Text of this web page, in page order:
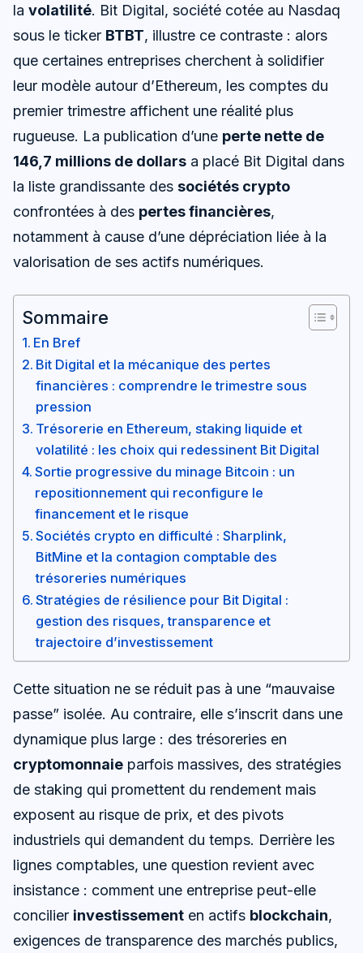
la volatilité. Bit Digital, société cotée au Nasdaq
sous le ticker BTBT, illustre ce contraste : alors
que certaines entreprises cherchent à solidifier
leur modèle autour d’Ethereum, les comptes du
premier trimestre affichent une réalité plus
rugueuse. La publication d’une perte nette de
146,7 millions de dollars a placé Bit Digital dans
la liste grandissante des sociétés crypto
confrontées à des pertes financières,
notamment à cause d’une dépréciation liée à la
valorisation de ses actifs numériques.
Sommaire
En Bref
Bit Digital et la mécanique des pertes
financières : comprendre le trimestre sous
pression
Trésorerie en Ethereum, staking liquide et
volatilité : les choix qui redessinent Bit Digital
Sortie progressive du minage Bitcoin : un
repositionnement qui reconfigure le
financement et le risque
Sociétés crypto en difficulté : Sharplink,
BitMine et la contagion comptable des
trésoreries numériques
Stratégies de résilience pour Bit Digital :
gestion des risques, transparence et
trajectoire d’investissement
Cette situation ne se réduit pas à une “mauvaise
passe” isolée. Au contraire, elle s’inscrit dans une
dynamique plus large : des trésoreries en
cryptomonnaie parfois massives, des stratégies
de staking qui promettent du rendement mais
exposent au risque de prix, et des pivots
industriels qui demandent du temps. Derrière les
lignes comptables, une question revient avec
insistance : comment une entreprise peut-elle
concilier investissement en actifs blockchain,
exigences de transparence des marchés publics,